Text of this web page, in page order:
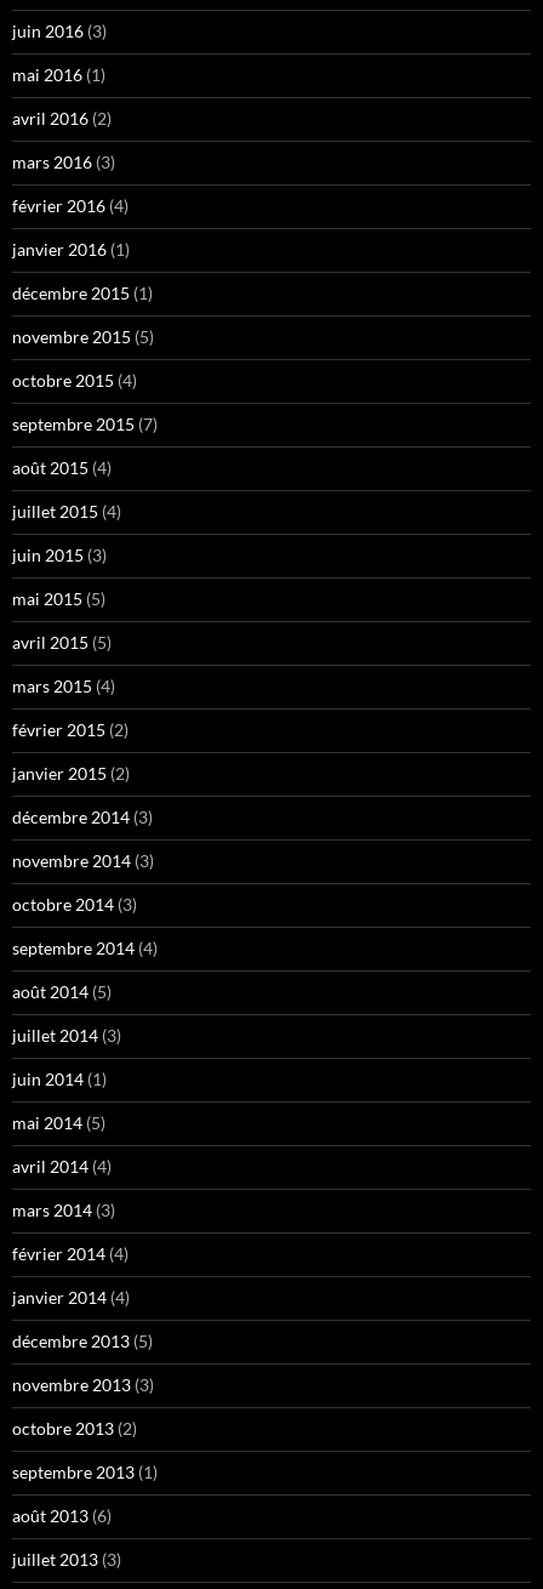
juin 2016 (3)
mai 2016 (1)
avril 2016 (2)
mars 2016 (3)
février 2016 (4)
janvier 2016 (1)
décembre 2015 (1)
novembre 2015 (5)
octobre 2015 (4)
septembre 2015 (7)
août 2015 (4)
juillet 2015 (4)
juin 2015 (3)
mai 2015 (5)
avril 2015 (5)
mars 2015 (4)
février 2015 (2)
janvier 2015 (2)
décembre 2014 (3)
novembre 2014 (3)
octobre 2014 (3)
septembre 2014 (4)
août 2014 (5)
juillet 2014 (3)
juin 2014 (1)
mai 2014 (5)
avril 2014 (4)
mars 2014 (3)
février 2014 (4)
janvier 2014 (4)
décembre 2013 (5)
novembre 2013 (3)
octobre 2013 (2)
septembre 2013 (1)
août 2013 (6)
juillet 2013 (3)